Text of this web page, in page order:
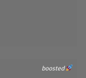
boosted